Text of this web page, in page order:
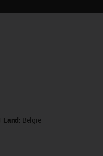
Land: België